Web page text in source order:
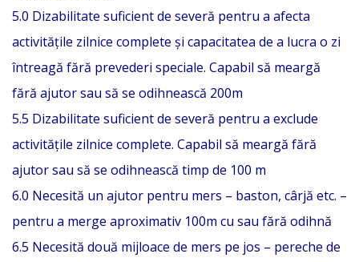
5.0 Dizabilitate suficient de severă pentru a afecta
activitățile zilnice complete și capacitatea de a lucra o zi
întreagă fără prevederi speciale. Capabil să meargă
fără ajutor sau să se odihnească 200m
5.5 Dizabilitate suficient de severă pentru a exclude
activitățile zilnice complete. Capabil să meargă fără
ajutor sau să se odihnească timp de 100 m
6.0 Necesită un ajutor pentru mers – baston, cârjă etc. –
pentru a merge aproximativ 100m cu sau fără odihnă
6.5 Necesită două mijloace de mers pe jos – pereche de